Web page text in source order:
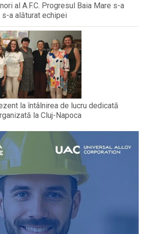
al A.F.C. Progresul Baia Mare s-a
a alăturat echipei
la întâlnirea de lucru dedicată
la Cluj-Napoca